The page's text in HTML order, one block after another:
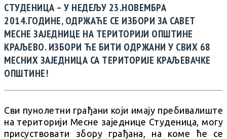
СТУДЕНИЦА – У НЕДЕЉУ 23.НОВЕМБРА
2014.ГОДИНЕ, ОДРЖАЋЕ СЕ ИЗБОРИ ЗА САВЕТ
МЕСНЕ ЗАЈЕДНИЦЕ НА ТЕРИТОРИЈИ ОПШТИНЕ
КРАЉЕВО. ИЗБОРИ ЋЕ БИТИ ОДРЖАНИ У СВИХ 68
МЕСНИХ ЗАЈЕДНИЦА СА ТЕРИТОРИЈЕ КРАЉЕВАЧКЕ
ОПШТИНЕ!
Сви пунолетни грађани који имају пребивалиште
на територији Месне заједнице Студеница, могу
присуствовати збору грађана, на коме ће се